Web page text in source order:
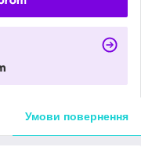
Умови повернення